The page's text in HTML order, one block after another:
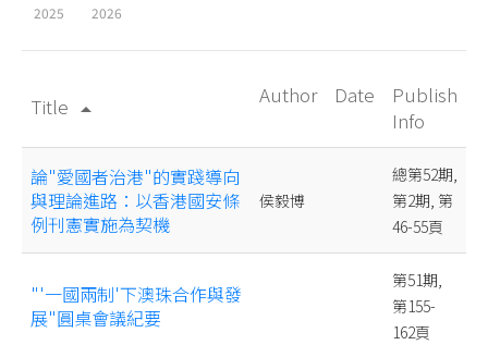
2025 2026
Title arrow_drop_up
Author Date
Publish
Info
論"愛國者治港"的實踐導向
與理論進路：以香港國安條
例刊憲實施為契機
侯毅博
總第52期,
第2期, 第
46-55頁
"'一國兩制'下澳珠合作與發
展"圓桌會議紀要
第51期,
第155-
162頁